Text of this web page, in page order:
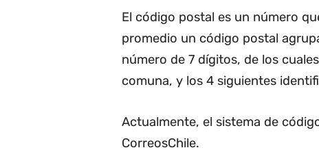
El código postal es un número
promedio un código postal
número de 7 dígitos, de los
comuna, y los 4 siguientes
Actualmente, el sistema de
CorreosChile.